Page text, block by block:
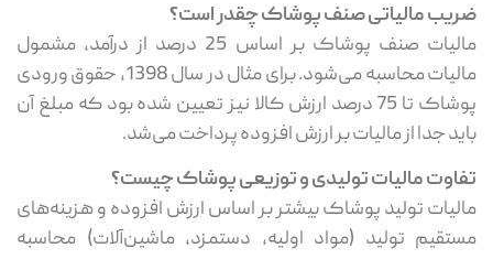
ضریب مالیاتی صنف پوشاک چقدر است؟
مالیات صنف پوشاک بر اساس 25 درصد از درآمد، مشمول
مالیات محاسبه می‌شود. برای مثال در سال 1398، حقوق ورودی
پوشاک تا 75 درصد ارزش کالا نیز تعیین شده بود که مبلغ آن
باید جدا از مالیات بر ارزش افزوده پرداخت می‌شد.
تفاوت مالیات تولیدی و توزیعی پوشاک چیست؟
مالیات تولید پوشاک بیشتر بر اساس ارزش افزوده و هزینه‌های
مستقیم تولید (مواد اولیه، دستمزد، ماشین‌آلات) محاسبه